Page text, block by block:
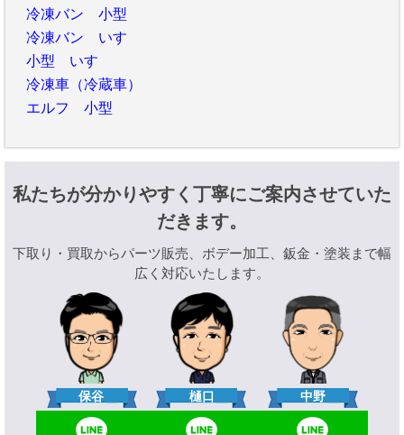
冷凍バン 小型
冷凍バン いすゞ
小型 いすゞ
冷凍車（冷蔵車）
エルフ 小型
私たちが分かりやすく丁寧にご案内させていた
だきます。
下取り・買取からパーツ販売、ボデー加工、鈑金・塗装まで幅
広く対応いたします。
保谷 樋口 中野